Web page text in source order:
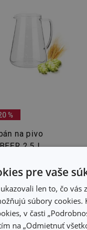
%
na pivo
2,5 l
€
€
v eshope
mať ihneď v 30
pre vaše
len to, čo
súbory cookies.
v časti
na „Odmietnuť